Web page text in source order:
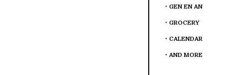
GEN EN AN
GROCERY
CALENDAR
AND MORE